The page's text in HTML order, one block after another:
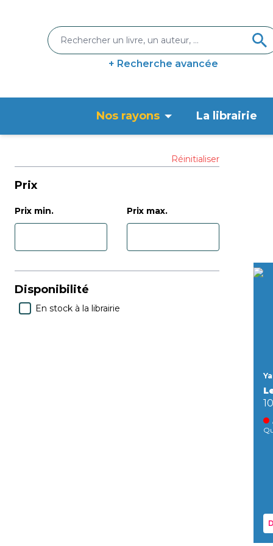
+ Recherche avancée
Nos rayons La librairie
Réinitialiser
Prix
Prix min. Prix max.
Disponibilité
En stock à la librairie